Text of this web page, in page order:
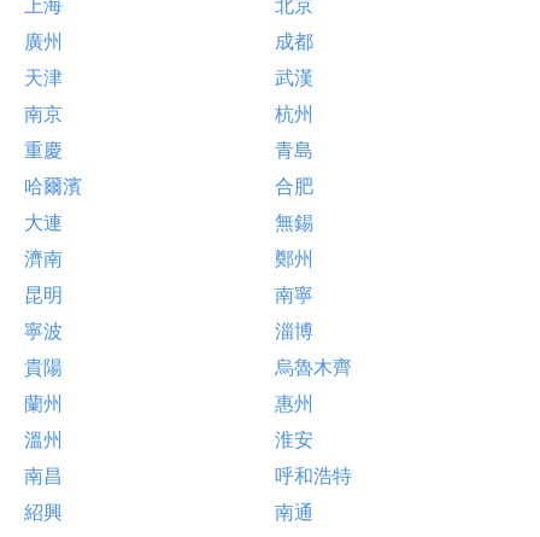
廣州
成都
天津
武漢
南京
杭州
重慶
青島
哈爾濱
合肥
大連
無錫
濟南
鄭州
昆明
南寧
寧波
淄博
貴陽
烏魯木齊
蘭州
惠州
溫州
淮安
南昌
呼和浩特
紹興
南通